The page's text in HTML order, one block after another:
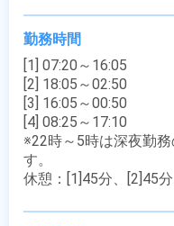
勤務時間
[1] 07:20～16:05
[2] 18:05～02:50
[3] 16:05～00:50
[4] 08:25～17:10
※22時～5時は深夜勤
す。
休憩：[1]45分、[2]45